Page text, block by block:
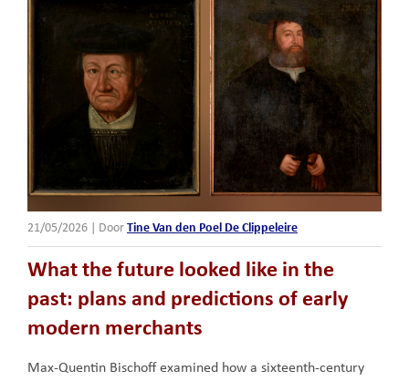
21/05/2026 Door Tine Van den Poel De Clippeleire
What the future looked like in the
past: plans and predictions of early
modern merchants
Max-Quentin Bischoff examined how a sixteenth-century